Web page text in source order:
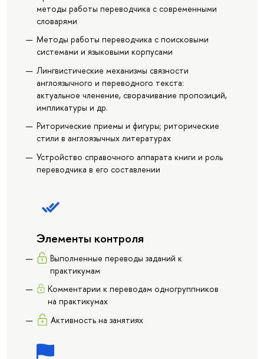
методы работы переводчика с современными
словарями
Методы работы переводчика с поисковыми
системами и языковыми корпусами
Лингвистические механизмы связности
англоязычного и переводного текста:
актуальное членение, сворачивание пропозиций,
импликатуры и др.
Риторические приемы и фигуры; риторические
стили в англоязычных литературах
Устройство справочного аппарата книги и роль
переводчика в его составлении
Элементы контроля
Выполненные переводы заданий к
практикумам
Комментарии к переводам одногруппников
на практикумах
Активность на занятиях